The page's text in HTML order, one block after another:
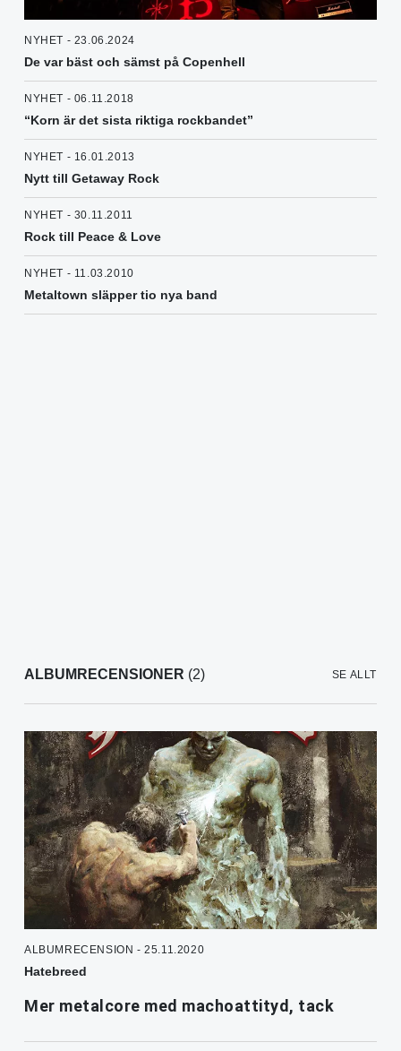
NYHET - 23.06.2024
De var bäst och sämst på Copenhell
NYHET - 06.11.2018
“Korn är det sista riktiga rockbandet”
NYHET - 16.01.2013
Nytt till Getaway Rock
NYHET - 30.11.2011
Rock till Peace & Love
NYHET - 11.03.2010
Metaltown släpper tio nya band
ALBUMRECENSIONER (2) SE ALLT
ALBUMRECENSION - 25.11.2020
Hatebreed
Mer metalcore med machoattityd, tack